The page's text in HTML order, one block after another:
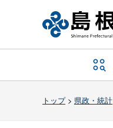
トップ> 県政・統計